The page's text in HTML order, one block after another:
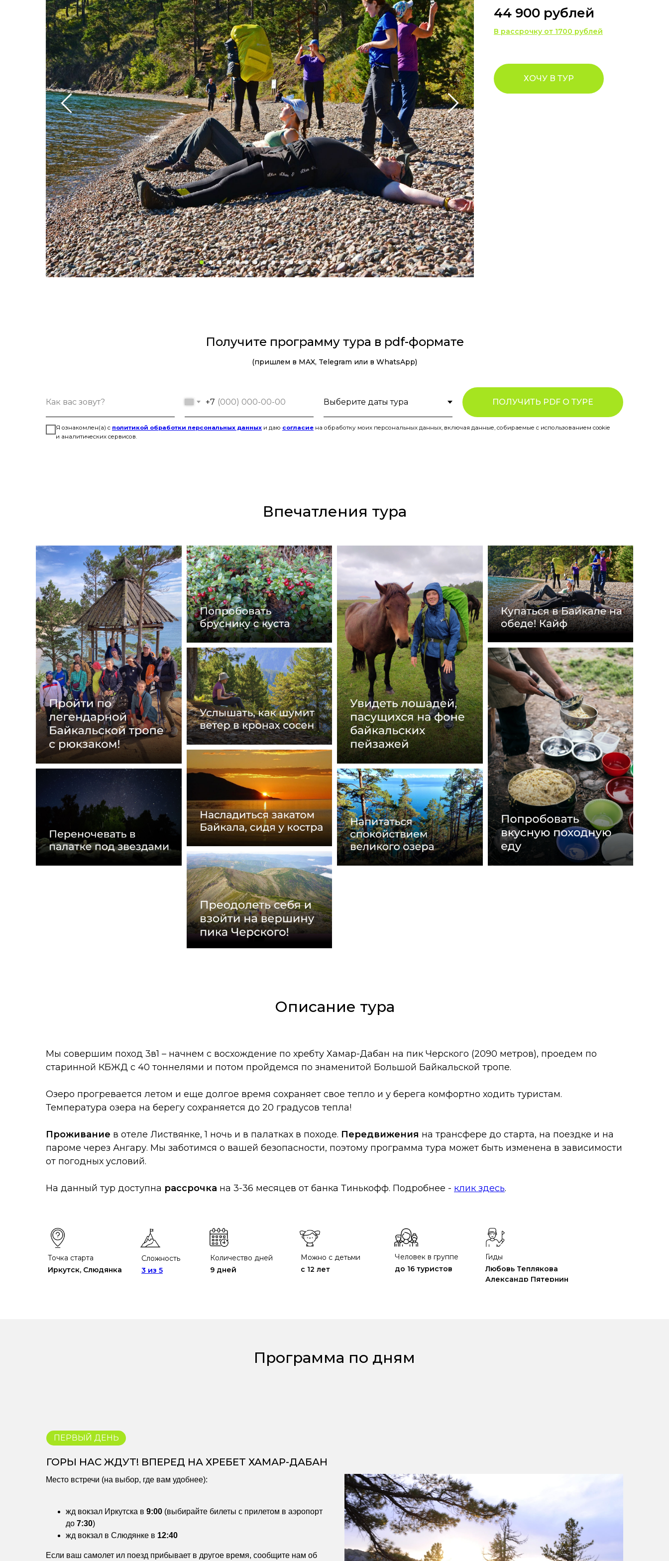
44 900 рублей
В рассрочку от 1700 рублей
ХОЧУ В ТУР
Получите программу тура в pdf-формате
(пришлем в MAX, Telegram или в WhatsApp)
+7
Я ознакомлен(а) с политикой обработки персональных данных и даю согласие на обработку моих персональных данных, включая данные, собираемые с использованием cookie
и аналитических сервисов.
ПОЛУЧИТЬ PDF О ТУРЕ
Впечатления тура
Описание тура
Мы совершим поход 3в1 – начнем с восхождение по хребту Хамар-Дабан на пик Черского (2090 метров), проедем по
старинной КБЖД с 40 тоннелями и потом пройдемся по знаменитой Большой Байкальской тропе.
Озеро прогревается летом и еще долгое время сохраняет свое тепло и у берега комфортно ходить туристам.
Температура озера на берегу сохраняется до 20 градусов тепла!
Проживание в отеле Листвянке, 1 ночь и в палатках в походе. Передвижения на трансфере до старта, на поездке и на
пароме через Ангару. Мы заботимся о вашей безопасности, поэтому программа тура может быть изменена в зависимости
от погодных условий.
На данный тур доступна рассрочка на 3-36 месяцев от банка Тинькофф. Подробнее - клик здесь.
Иркутск, Слюдянка
Точка старта
3 из 5
Сложность
9 дней
Количество дней
до 16 туристов
Человек в группе
с 12 лет
Можно с детьми
Любовь Теплякова
Александр Пятернин
Гиды
Программа по дням
ПЕРВЫЙ ДЕНЬ
ГОРЫ НАС ЖДУТ! ВПЕРЕД НА ХРЕБЕТ ХАМАР-ДАБАН
Место встречи (на выбор, где вам удобнее):
жд вокзал Иркутска в 9:00 (выбирайте билеты с прилетом в аэропорт
до 7:30)
жд вокзал в Слюдянке в 12:40
Если ваш самолет ил поезд прибывает в другое время, сообщите нам об